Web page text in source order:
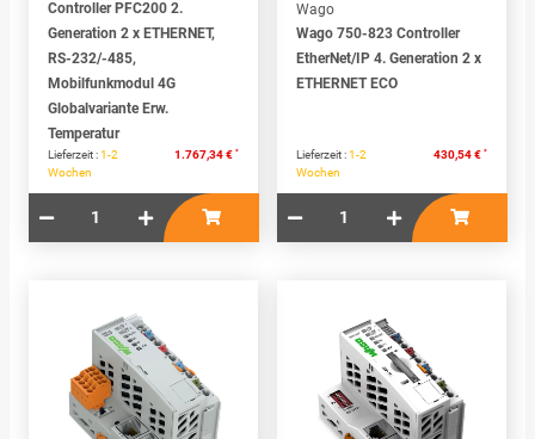
Controller PFC200 2.
Generation 2 x ETHERNET,
RS-232/-485,
Mobilfunkmodul 4G
Globalvariante Erw.
Temperatur
Lieferzeit :1-2
Wochen
1.767,34 € *
Wago
Wago 750-823 Controller
EtherNet/IP 4. Generation 2 x
ETHERNET ECO
Lieferzeit :1-2
Wochen
430,54 € *